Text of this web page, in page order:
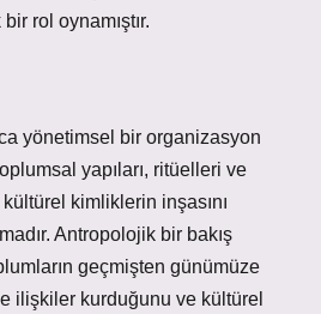
rol oynamıştır.
yönetimsel bir organizasyon
yapıları, ritüelleri ve
kültürel kimliklerin inşasını
Antropolojik bir bakış
geçmişten günümüze
ilişkiler kurduğunu ve kültürel